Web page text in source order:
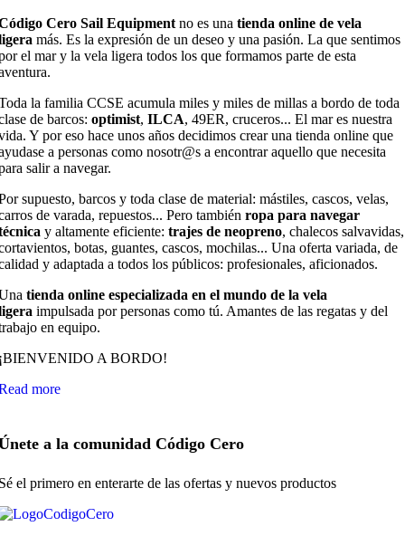
Cero Sail Equipment no es una tienda online de vela
más. Es la expresión de un deseo y una pasión. La que sentimos
el mar y la vela ligera todos los que formamos parte de esta
la familia CCSE acumula miles y miles de millas a bordo de toda
de barcos: optimist, ILCA, 49ER, cruceros... El mar es nuestra
Y por eso hace unos años decidimos crear una tienda online que
a personas como nosotr@s a encontrar aquello que necesita
salir a navegar.
supuesto, barcos y toda clase de material: mástiles, cascos, velas,
de varada, repuestos... Pero también ropa para navegar
y altamente eficiente: trajes de neopreno, chalecos salvavidas,
botas, guantes, cascos, mochilas... Una oferta variada, de
y adaptada a todos los públicos: profesionales, aficionados.
tienda online especializada en el mundo de la vela
impulsada por personas como tú. Amantes de las regatas y del
en equipo.
A BORDO!
more
a la comunidad Código Cero
el primero en enterarte de las ofertas y nuevos productos